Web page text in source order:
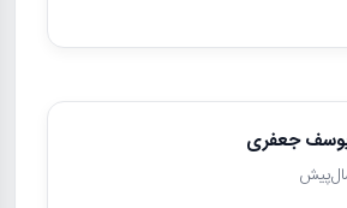
جعفری
پیش